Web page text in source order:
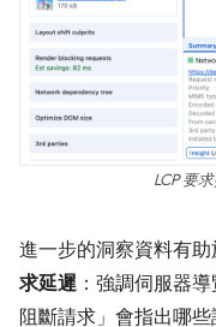
LCP 要
進一步的洞察資料有助
求延遲 ：強調伺服器
阻斷請求」 會指出哪